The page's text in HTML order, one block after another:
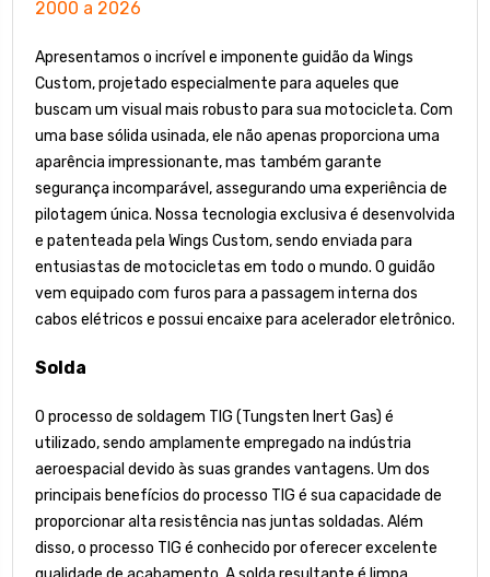
2000 a 2026
Apresentamos o incrível e imponente guidão da Wings
Custom, projetado especialmente para aqueles que
buscam um visual mais robusto para sua motocicleta. Com
uma base sólida usinada, ele não apenas proporciona uma
aparência impressionante, mas também garante
segurança incomparável, assegurando uma experiência de
pilotagem única. Nossa tecnologia exclusiva é desenvolvida
e patenteada pela Wings Custom, sendo enviada para
entusiastas de motocicletas em todo o mundo. O guidão
vem equipado com furos para a passagem interna dos
cabos elétricos e possui encaixe para acelerador eletrônico.
Solda
O processo de soldagem TIG (Tungsten Inert Gas) é
utilizado, sendo amplamente empregado na indústria
aeroespacial devido às suas grandes vantagens. Um dos
principais benefícios do processo TIG é sua capacidade de
proporcionar alta resistência nas juntas soldadas. Além
disso, o processo TIG é conhecido por oferecer excelente